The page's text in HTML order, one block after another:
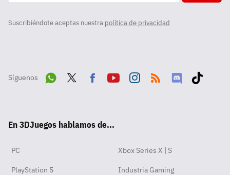
Suscribiéndote aceptas nuestra política de privacidad
Síguenos
pp
ok
En 3DJuegos hablamos de...
PC Xbox Series X | S
PlayStation 5 Industria Gaming